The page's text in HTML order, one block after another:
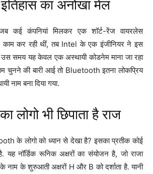
का अनोखा मेल
कंपनियां मिलकर एक शॉर्ट-रेंज वायरलेस
काम कर रही थीं, तब Intel के एक इंजीनियर ने इस
उस समय यह केवल एक अस्थायी कोडनेम माना जा रहा
चुनने की बारी आई तो Bluetooth इतना लोकप्रिय
नाम बना दिया गया.
लोगो भी छिपाता है राज
के लोगो को ध्यान से देखा है? इसका प्रतीक कोई
यह नॉर्डिक रूनिक अक्षरों का संयोजन है, जो राजा
के शुरुआती अक्षरों H और B को दर्शाता है. यानी